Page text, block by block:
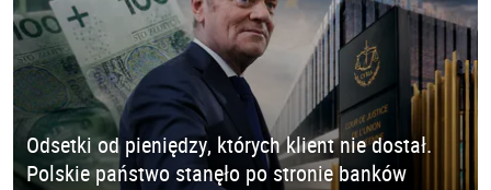
Odsetki od pieniędzy, których klient nie dostał.
Polskie państwo stanęło po stronie banków